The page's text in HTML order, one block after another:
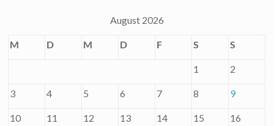
August 2026
M D M D F S S
1 2
3 4 5 6 7 8 9
10 11 12 13 14 15 16